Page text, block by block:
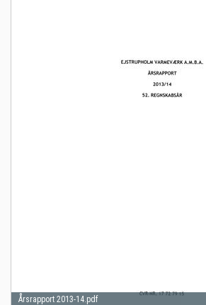
Årsrapport 2013-14.pdf